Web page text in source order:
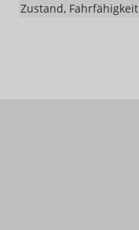
Zustand, Fahrfähigkeit